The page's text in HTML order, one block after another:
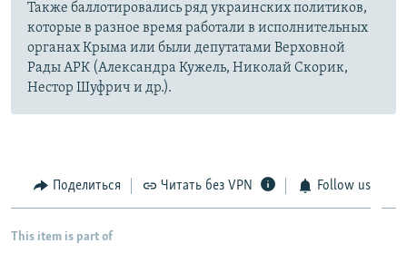
Также баллотировались ряд украинских политиков,
которые в разное время работали в исполнительных
органах Крыма или были депутатами Верховной
Рады АРК (Александра Кужель, Николай Скорик,
Нестор Шуфрич и др.).
Поделиться Читать без VPN Follow us
This item is part of